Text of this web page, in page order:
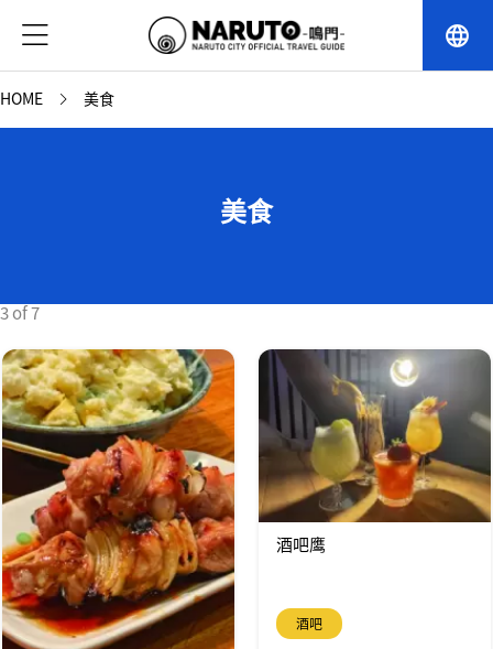
language
HOME 美食
美食
3 of 7
酒吧鹰
酒吧